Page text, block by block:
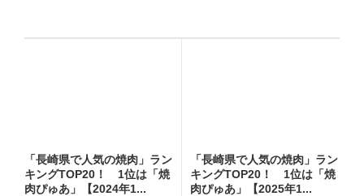
「長崎県で人気の焼肉」ラン
キングTOP20！ 1位は「焼
肉ぴゅあ」【2024年1...
「長崎県で人気の焼肉」ラン
キングTOP20！ 1位は「焼
肉ぴゅあ」【2025年1...